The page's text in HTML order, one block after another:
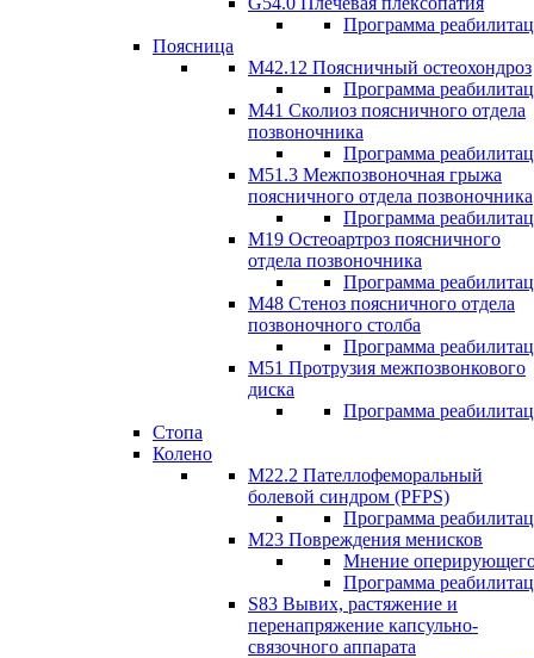
Программа
Поясница
М42.12 Поясничный остеохондроз
Программа
М41 Сколиоз поясничного отдела
позвоночника
Программа
M51.3 Межпозвоночная грыжа
поясничного отдела позвоночника
Программа
М19 Остеоартроз поясничного
отдела позвоночника
Программа
M48 Стеноз поясничного отдела
позвоночного столба
Программа
М51 Протрузия межпозвонкового
диска
Программа
Стопа
Колено
М22.2 Пателлофеморальный
болевой синдром (PFPS)
Программа
М23 Повреждения менисков
Мнение
Программа
S83 Вывих, растяжение и
перенапряжение капсульно-
связочного аппарата